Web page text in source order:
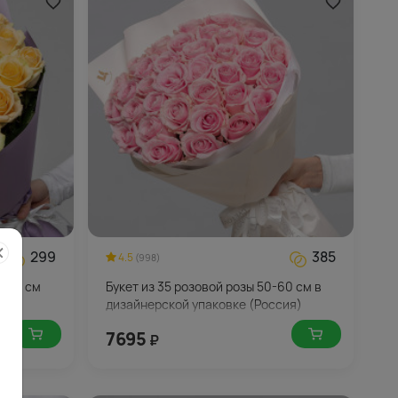
299
60 см
4.5 (998) 385
Букет из 35 розовой розы 50-60 см в
дизайнерской упаковке (Россия)
7695 ₽